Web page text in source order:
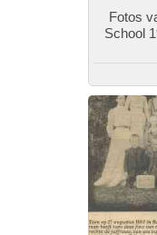
Fotos
School